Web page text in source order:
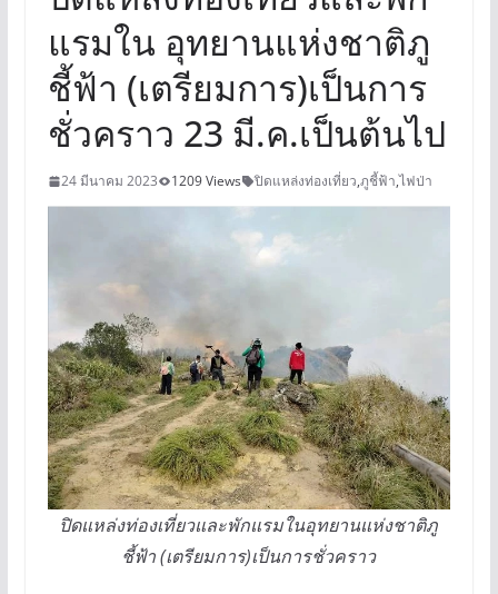
แรมใน อุทยานแห่งชาติภู
ชี้ฟ้า (เตรียมการ)เป็นการ
ชั่วคราว 23 มี.ค.เป็นต้นไป
24 มีนาคม 2023 1209 Views ปิดแหล่งท่องเที่ยว,ภูชี้ฟ้า,ไฟป่า
ปิดแหล่งท่องเที่ยวและพักแรมในอุทยานแห่งชาติภู
ชี้ฟ้า (เตรียมการ)เป็นการชั่วคราว